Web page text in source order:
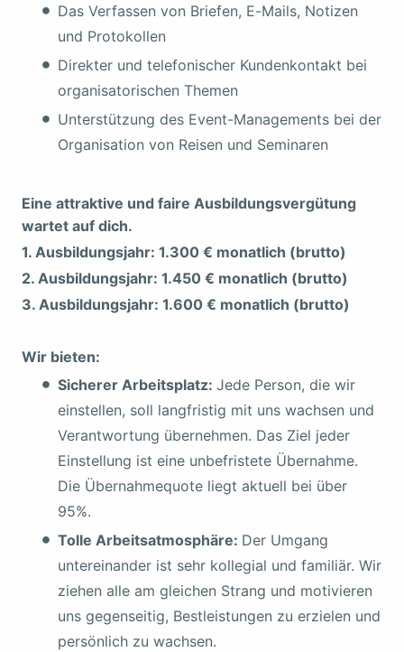
Das Verfassen von Briefen, E-Mails, Notizen
und Protokollen
Direkter und telefonischer Kundenkontakt bei
organisatorischen Themen
Unterstützung des Event-Managements bei der
Organisation von Reisen und Seminaren
Eine attraktive und faire Ausbildungsvergütung
wartet auf dich.
1. Ausbildungsjahr: 1.300 € monatlich (brutto)
2. Ausbildungsjahr: 1.450 € monatlich (brutto)
3. Ausbildungsjahr: 1.600 € monatlich (brutto)
Wir bieten:
Sicherer Arbeitsplatz: Jede Person, die wir
einstellen, soll langfristig mit uns wachsen und
Verantwortung übernehmen. Das Ziel jeder
Einstellung ist eine unbefristete Übernahme.
Die Übernahmequote liegt aktuell bei über
95%.
Tolle Arbeitsatmosphäre: Der Umgang
untereinander ist sehr kollegial und familiär. Wir
ziehen alle am gleichen Strang und motivieren
uns gegenseitig, Bestleistungen zu erzielen und
persönlich zu wachsen.